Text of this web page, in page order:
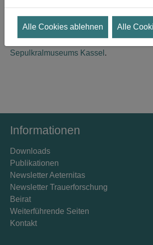
Dezember im Museum für
Weitere Informationen auf derWebsite
Sepulkralmuseums Kassel .
Informationen
Downloads
Publikationen
Newsletter Aeternitas
Newsletter Trauerforschung
Beirat
Weiterführende Seiten
Kontakt
Alle Cookies ablehnen Alle